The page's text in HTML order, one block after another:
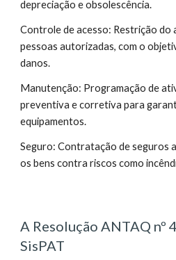
depreciação e obsolescência.
Controle de acesso: Restrição do
pessoas autorizadas, com o
danos.
Manutenção: Programação de
preventiva e corretiva para
equipamentos.
Seguro: Contratação de seguros
os bens contra riscos como
A Resolução ANTAQ nº
SisPAT